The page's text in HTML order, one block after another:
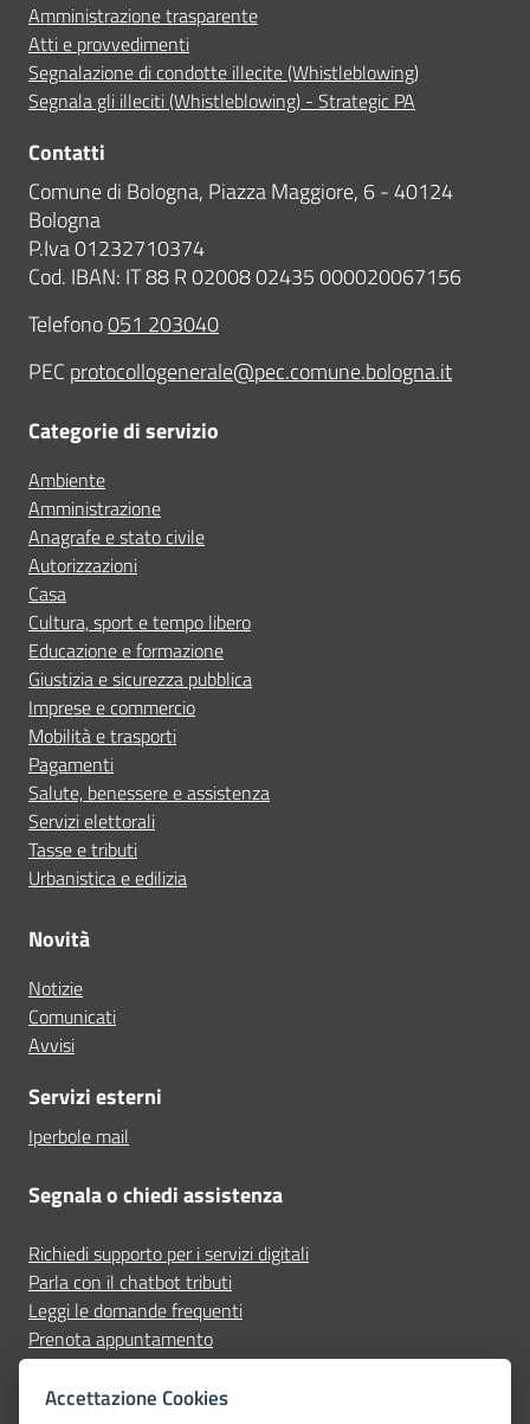
Amministrazione trasparente
Atti e provvedimenti
Segnalazione di condotte illecite (Whistleblowing)
Segnala gli illeciti (Whistleblowing) - Strategic PA
Contatti
Comune di Bologna, Piazza Maggiore, 6 - 40124
Bologna
P.Iva 01232710374
Cod. IBAN: IT 88 R 02008 02435 000020067156
Telefono051 203040
PEC protocollogenerale@pec.comune.bologna.it
Categorie di servizio
Ambiente
Amministrazione
Anagrafe e stato civile
Autorizzazioni
Casa
Cultura, sport e tempo libero
Educazione e formazione
Giustizia e sicurezza pubblica
Imprese e commercio
Mobilità e trasporti
Pagamenti
Salute, benessere e assistenza
Servizi elettorali
Tasse e tributi
Urbanistica e edilizia
Novità
Notizie
Comunicati
Avvisi
Servizi esterni
Iperbole mail
Segnala o chiedi assistenza
Richiedi supporto per i servizi digitali
Parla con il chatbot tributi
Leggi le domande frequenti
Prenota appuntamento
Segnala disservizio
Accettazione Cookies